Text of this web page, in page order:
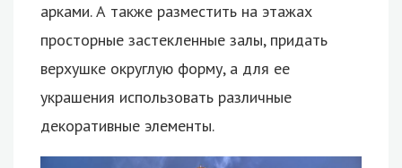
арками. А также разместить на этажах
просторные застекленные залы, придать
верхушке округлую форму, а для ее
украшения использовать различные
декоративные элементы.